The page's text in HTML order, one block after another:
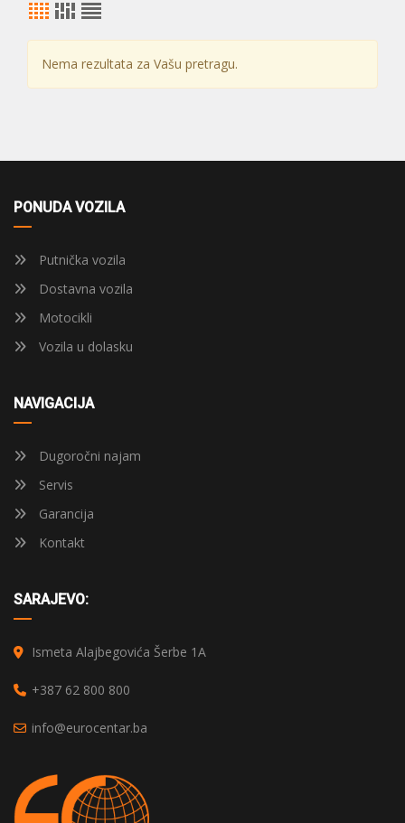
Nema rezultata za Vašu pretragu.
PONUDA VOZILA
Putnička vozila
Dostavna vozila
Motocikli
Vozila u dolasku
NAVIGACIJA
Dugoročni najam
Servis
Garancija
Kontakt
SARAJEVO:
Ismeta Alajbegovića Šerbe 1A
+387 62 800 800
info@eurocentar.ba